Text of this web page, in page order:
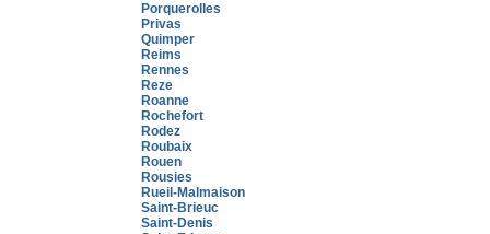
Porquerolles
Privas
Quimper
Reims
Rennes
Reze
Roanne
Rochefort
Rodez
Roubaix
Rouen
Rousies
Rueil-Malmaison
Saint-Brieuc
Saint-Denis